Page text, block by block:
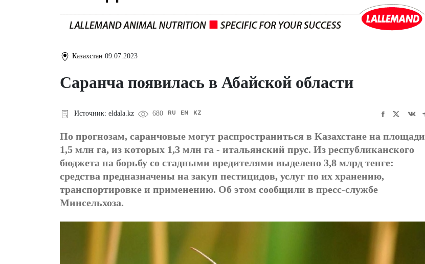
Казахстан 09.07.2023
Саранча появилась в Абайской области
Источник: eldala.kz 680 RU EN KZ
По прогнозам, саранчовые могут распространиться в Казахстане на площади
1,5 млн га, из которых 1,3 млн га - итальянский прус. Из республиканского
бюджета на борьбу со стадными вредителями выделено 3,8 млрд тенге:
средства предназначены на закуп пестицидов, услуг по их хранению,
транспортировке и применению. Об этом сообщили в пресс-службе
Минсельхоза.